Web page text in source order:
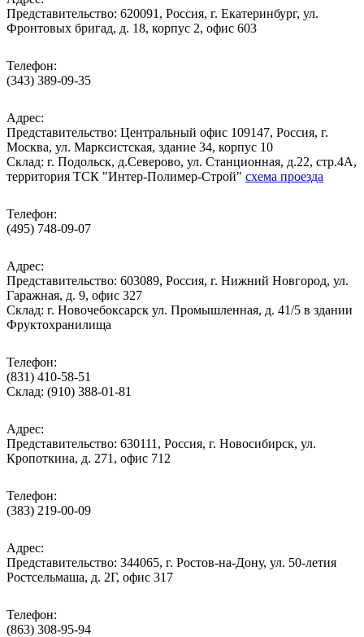
Представительство: 620091, Россия, г. Екатеринбург, ул.
Фронтовых бригад, д. 18, корпус 2, офис 603
Телефон:
(343) 389-09-35
Адрес:
Представительство: Центральный офис 109147, Россия, г.
Москва, ул. Марксистская, здание 34, корпус 10
Cклад: г. Подольск, д.Северово, ул. Станционная, д.22, стр.4А,
территория ТСК "Интер-Полимер-Строй" схема проезда
Телефон:
(495) 748-09-07
Адрес:
Представительство: 603089, Россия, г. Нижний Новгород, ул.
Гаражная, д. 9, офис 327
Склад: г. Новочебоксарск ул. Промышленная, д. 41/5 в здании
Фруктохранилища
Телефон:
(831) 410-58-51
Склад: (910) 388-01-81
Адрес:
Представительство: 630111, Россия, г. Новосибирск, ул.
Кропоткина, д. 271, офис 712
Телефон:
(383) 219-00-09
Адрес:
Представительство: 344065, г. Ростов-на-Дону, ул. 50-летия
Ростсельмаша, д. 2Г, офис 317
Телефон:
(863) 308-95-94